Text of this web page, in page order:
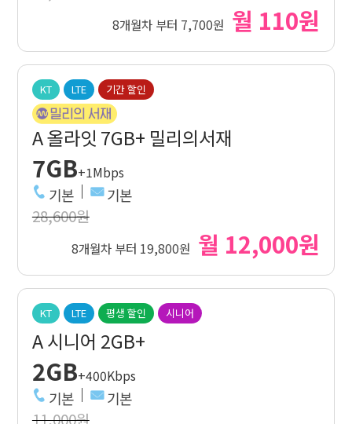
8개월차 부터 7,700원 월 110원
KT LTE 기간 할인
A 올라잇 7GB+ 밀리의서재
7GB+1Mbps
기본 기본
28,600원
8개월차 부터 19,800원 월 12,000원
KT LTE 평생 할인 시니어
A 시니어 2GB+
2GB+400Kbps
기본 기본
11,000원